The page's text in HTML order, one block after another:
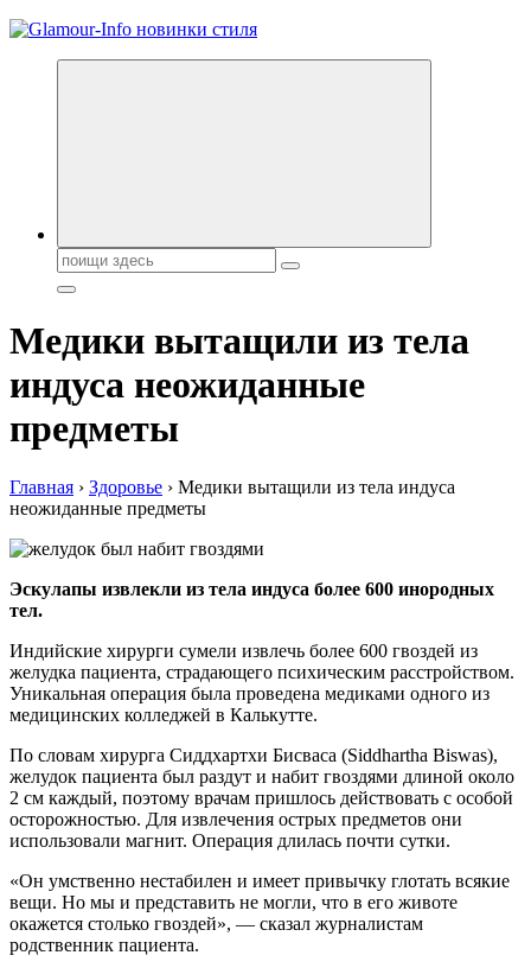
Секреты молодости, красоты и долголетия. Гламурный журнал
Поиск:
Медики вытащили из тела
индуса неожиданные
предметы
Главная › Здоровье › Медики вытащили из тела индуса
неожиданные предметы
Эскулапы извлекли из тела индуса более 600 инородных
тел.
Индийские хирурги сумели извлечь более 600 гвоздей из
желудка пациента, страдающего психическим расстройством.
Уникальная операция была проведена медиками одного из
медицинских колледжей в Калькутте.
По словам хирурга Сиддхартхи Бисваса (Siddhartha Biswas),
желудок пациента был раздут и набит гвоздями длиной около
2 см каждый, поэтому врачам пришлось действовать с особой
осторожностью. Для извлечения острых предметов они
использовали магнит. Операция длилась почти сутки.
«Он умственно нестабилен и имеет привычку глотать всякие
вещи. Но мы и представить не могли, что в его животе
окажется столько гвоздей», — сказал журналистам
родственник пациента.